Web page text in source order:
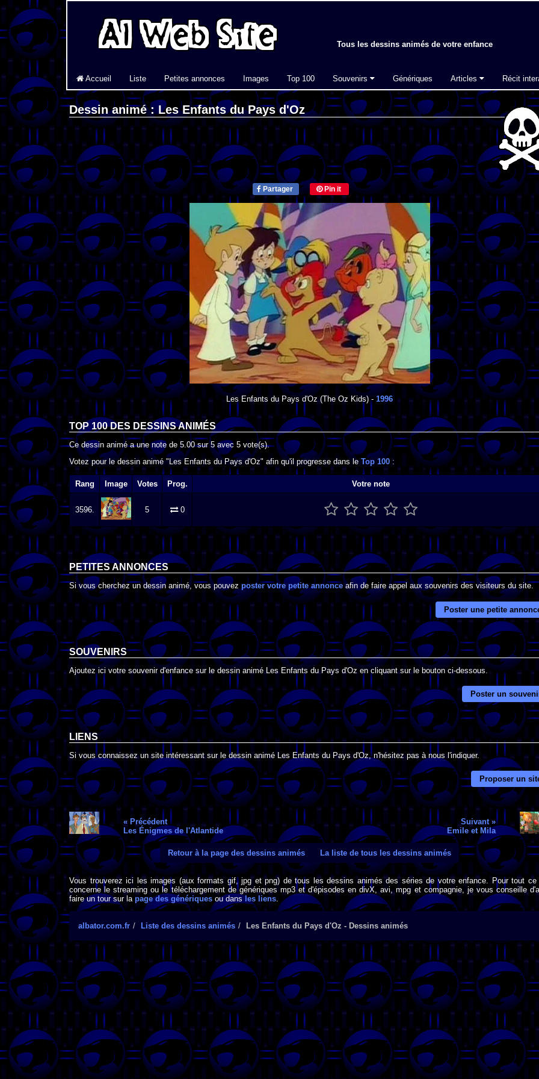
Tous les dessins animés de votre enfance
Accueil Liste Petites annonces Images Top 100 Souvenirs Génériques Articles Récit
Dessin animé : Les Enfants du Pays d'Oz
Partager Pin it
Les Enfants du Pays d'Oz(The Oz Kids) -1996
TOP 100 DES DESSINS ANIMÉS
Ce dessin animé a une note de 5.00sur5 avec 5 vote(s).
Votez pour le dessin animé "Les Enfants du Pays d'Oz" afin qu'il progresse dans leTop 100 :
Rang Image Votes Prog. Votre note
3596. 5 0
PETITES ANNONCES
Si vous cherchez un dessin animé, vous pouvez poster votre petite annonceafin de faire appel aux souvenirs des visiteurs du site.
Poster une petite
SOUVENIRS
Ajoutez ici votre souvenir d'enfance sur le dessin animé Les Enfants du Pays d'Oz en cliquant sur le bouton ci-dessous.
Poster un
LIENS
Si vous connaissez un site intéressant sur le dessin animé Les Enfants du Pays d'Oz, n'hésitez pas à nous l'indiquer.
Proposer un
« Précédent
Les Énigmes de l'Atlantide
Suivant »
Emile et Mila
Retour à la page des dessins animés La liste de tous les dessins animés
Vous trouverez ici les images (aux formats gif, jpg et png) de tous les dessins animés des séries de votre enfance. Pour tout ce
concerne le streaming ou le téléchargement de génériques mp3 et d'épisodes en divX, avi, mpg et compagnie, je vous conseille
faire un tour sur la page des génériques ou dansles liens
albator.com.fr Liste des dessins animés Les Enfants du Pays d'Oz - Dessins animés